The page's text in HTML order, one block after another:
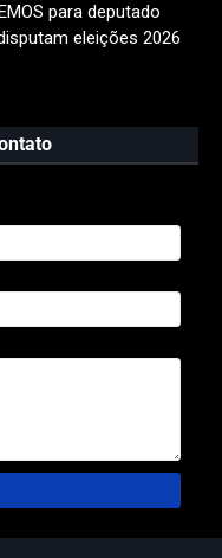
para deputado
eleições 2026